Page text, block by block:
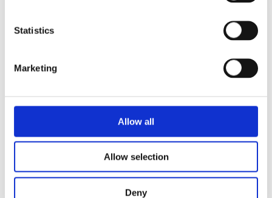
Statistics
Marketing
Allow all
Allow selection
Deny